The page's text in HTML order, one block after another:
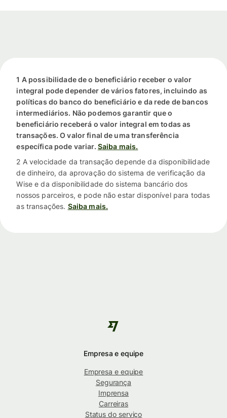
1 A possibilidade de o beneficiário receber o valor
integral pode depender de vários fatores, incluindo as
políticas do banco do beneficiário e da rede de bancos
intermediários. Não podemos garantir que o
beneficiário receberá o valor integral em todas as
transações. O valor final de uma transferência
específica pode variar. Saiba mais.
2 A velocidade da transação depende da disponibilidade
de dinheiro, da aprovação do sistema de verificação da
Wise e da disponibilidade do sistema bancário dos
nossos parceiros, e pode não estar disponível para todas
as transações. Saiba mais.
Empresa e equipe
Empresa e equipe
Segurança
Imprensa
Carreiras
Status do serviço